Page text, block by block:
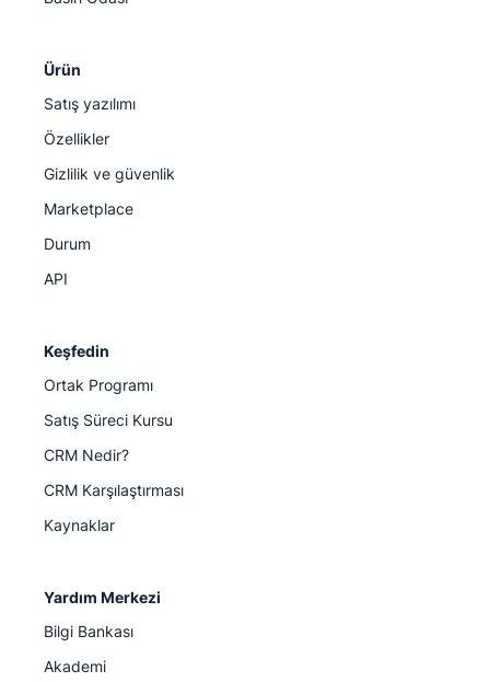
Ürün
Satış yazılımı
Özellikler
Gizlilik ve güvenlik
Marketplace
Durum
API
Keşfedin
Ortak Programı
Satış Süreci Kursu
CRM Nedir?
CRM Karşılaştırması
Kaynaklar
Yardım Merkezi
Bilgi Bankası
Akademi